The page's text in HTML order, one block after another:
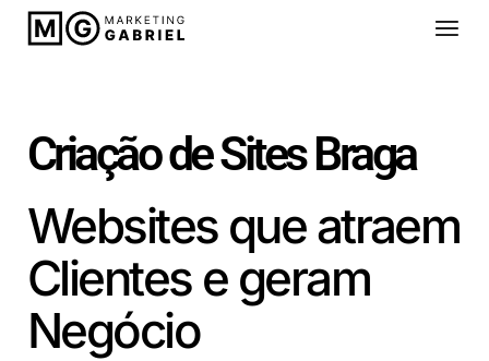
Criação de Sites Braga
Websites que atraem
Clientes e geram
Negócio